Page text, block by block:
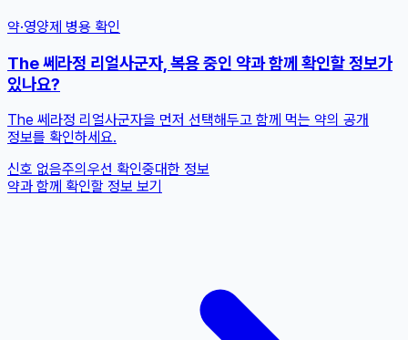
약·영양제 병용 확인
The 쎄라정 리얼사군자, 복용 중인 약과 함께 확인할 정보가
있나요?
The 쎄라정 리얼사군자을 먼저 선택해두고 함께 먹는 약의 공개
정보를 확인하세요.
신호 없음주의 우선 확인중대한 정보
약과 함께 확인할 정보 보기